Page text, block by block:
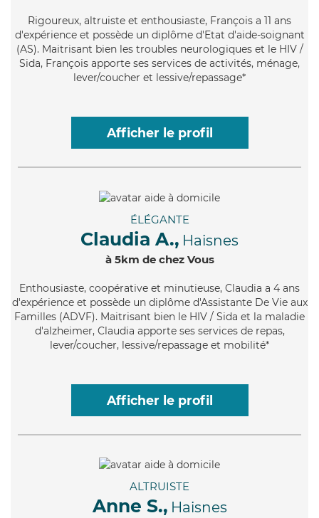
Rigoureux, altruiste et enthousiaste, François a 11 ans
d'expérience et possède un diplôme d'Etat d'aide-soignant
(AS). Maitrisant bien les troubles neurologiques et le HIV /
Sida, François apporte ses services de activités, ménage,
lever/coucher et lessive/repassage*
Afficher le profil
ÉLÉGANTE
Claudia A., Haisnes
à 5km de chez Vous
Enthousiaste, coopérative et minutieuse, Claudia a 4 ans
d'expérience et possède un diplôme d'Assistante De Vie aux
Familles (ADVF). Maitrisant bien le HIV / Sida et la maladie
d'alzheimer, Claudia apporte ses services de repas,
lever/coucher, lessive/repassage et mobilité*
Afficher le profil
ALTRUISTE
Anne S., Haisnes